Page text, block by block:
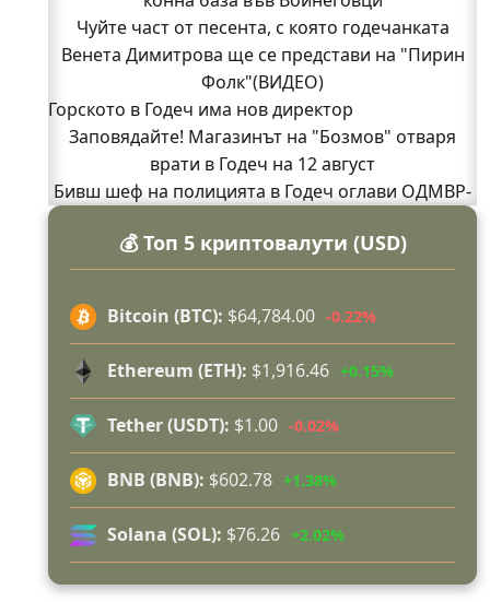
Чуйте част от песента, с която годечанката
Венета Димитрова ще се представи на "Пирин
Фолк"(ВИДЕО)
Горското в Годеч има нов директор
Заповядайте! Магазинът на "Бозмов" отваря
врати в Годеч на 12 август
Бивш шеф на полицията в Годеч оглави ОДМВР-
Кой подпали гората край Шума?
Младежи от Люлин и Део сред първите
доброволци на пожара край Шума (СНИМКИ)
Началникът на пожарната в Годеч благодари
поименно на всички, които бяха рамо до рамо с
огнеборците!
150 декара гори, треви и храсти изгоряха край
Годеч, десетки доброволци се хвърлиха в
Полицията влиза в селата
Възможни са прекъсвания на тока утре в части
от община Годеч
💰 Топ 5 криптовалути (USD)
Bitcoin (BTC): $64,784.00 -0.22%
Ethereum (ETH): $1,916.46 +0.15%
Tether (USDT): $1.00 -0.02%
BNB (BNB): $602.78 +1.38%
Solana (SOL): $76.26 +2.02%